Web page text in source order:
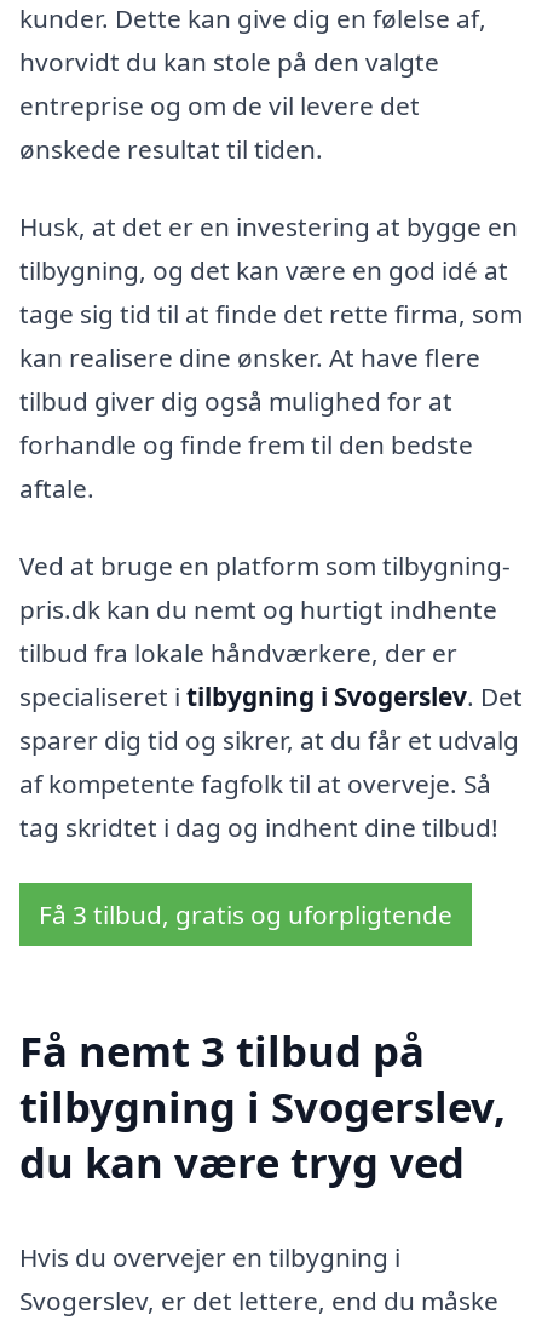
kunder. Dette kan give dig en følelse af,
hvorvidt du kan stole på den valgte
entreprise og om de vil levere det
ønskede resultat til tiden.
Husk, at det er en investering at bygge en
tilbygning, og det kan være en god idé at
tage sig tid til at finde det rette firma, som
kan realisere dine ønsker. At have flere
tilbud giver dig også mulighed for at
forhandle og finde frem til den bedste
aftale.
Ved at bruge en platform som tilbygning-
pris.dk kan du nemt og hurtigt indhente
tilbud fra lokale håndværkere, der er
specialiseret i tilbygning i Svogerslev. Det
sparer dig tid og sikrer, at du får et udvalg
af kompetente fagfolk til at overveje. Så
tag skridtet i dag og indhent dine tilbud!
Få 3 tilbud, gratis og uforpligtende
Få nemt 3 tilbud på
tilbygning i Svogerslev,
du kan være tryg ved
Hvis du overvejer en tilbygning i
Svogerslev, er det lettere, end du måske